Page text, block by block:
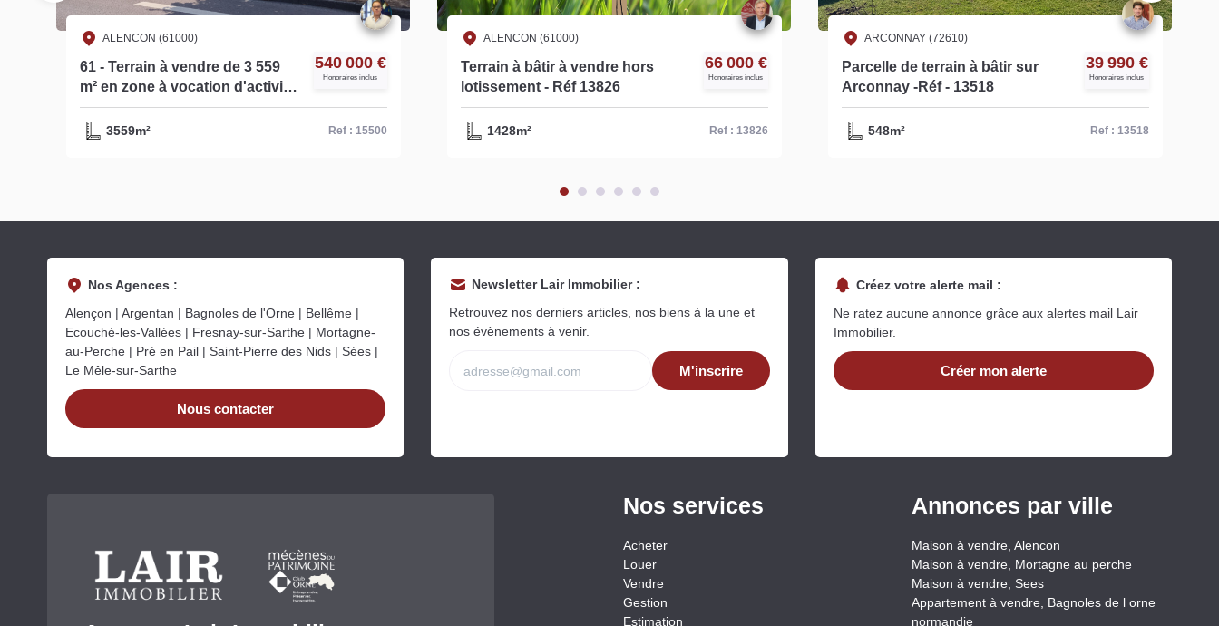
ALENCON (61000)
61 - Terrain à vendre de 3 559
m² en zone à vocation d'activité
et de commerce de détail - Réf.
15500
540 000 €
Honoraires inclus
3559m² Ref : 15500
ALENCON (61000)
Terrain à bâtir à vendre hors
lotissement - Réf 13826
66 000 €
Honoraires inclus
1428m² Ref : 13826
ARCONNAY (72610)
Parcelle de terrain à bâtir sur
Arconnay -Réf - 13518
39 990 €
Honoraires inclus
548m² Ref : 13518
Nos Agences :
Alençon | Argentan | Bagnoles de l'Orne | Bellême |
Ecouché-les-Vallées | Fresnay-sur-Sarthe | Mortagne-
au-Perche | Pré en Pail | Saint-Pierre des Nids | Sées |
Le Mêle-sur-Sarthe
Nous contacter
Newsletter Lair Immobilier :
Retrouvez nos derniers articles, nos biens à la une et
nos évènements à venir.
M'inscrire
Créez votre alerte mail :
Ne ratez aucune annonce grâce aux alertes mail Lair
Immobilier.
Créer mon alerte
Nos services
Acheter
Louer
Vendre
Gestion
Estimation
Annonces par ville
Maison à vendre, Alencon
Maison à vendre, Mortagne au perche
Maison à vendre, Sees
Appartement à vendre, Bagnoles de l orne
normandie